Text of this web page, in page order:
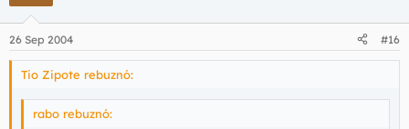
26 Sep 2004 #16
Tio Zipote rebuznó:
rabo rebuznó: